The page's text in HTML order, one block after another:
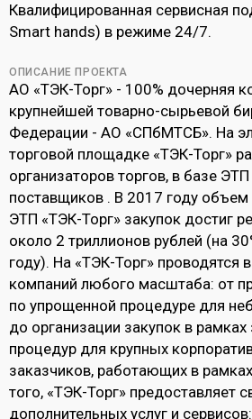
Квалифицированная сервисная
Smart hands) в режиме 24/7.
ОПИСАНИЕ ПРОЕКТА
АО «ТЭК-Торг» - 100% дочерняя
крупнейшей товарно-сырьевой
Федерации - АО «СПбМТСБ». На
торговой площадке «ТЭК-Торг»
организаторов торгов, в базе
поставщиков . В 2017 году
ЭТП «ТЭК-Торг» закупок достиг
около 2 триллионов рублей (на
году). На «ТЭК-Торг» проводятся
компаний любого масштаба: от
по упрощенной процедуре для
до организации закупок в
процедур для крупных
заказчиков, работающих в
того, «ТЭК-Торг» предоставляет
дополнительных услуг и